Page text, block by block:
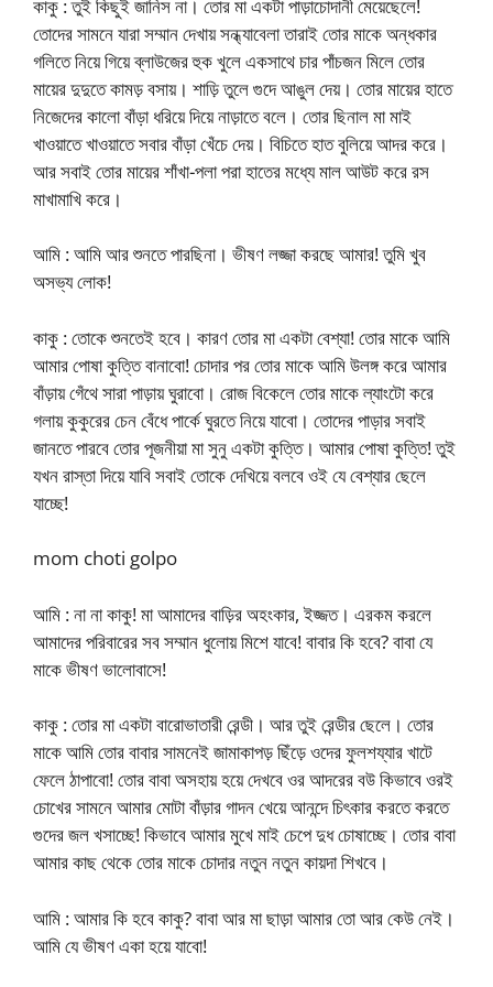
কাকু : তুই কিছুই জানিস না। তোর মা একটা পাড়াচোদানী মেয়েছেলে!
তোদের সামনে যারা সম্মান দেখায় সন্ধ্যাবেলা তারাই তোর মাকে অন্ধকার
গলিতে নিয়ে গিয়ে ব্লাউজের হুক খুলে একসাথে চার পাঁচজন মিলে তোর
মায়ের দুদুতে কামড় বসায়। শাড়ি তুলে গুদে আঙুল দেয়। তোর মায়ের হাতে
নিজেদের কালো বাঁড়া ধরিয়ে দিয়ে নাড়াতে বলে। তোর ছিনাল মা মাই
খাওয়াতে খাওয়াতে সবার বাঁড়া খেঁচে দেয়। বিচিতে হাত বুলিয়ে আদর করে।
আর সবাই তোর মায়ের শাঁখা-পলা পরা হাতের মধ্যে মাল আউট করে রস
মাখামাখি করে।
আমি : আমি আর শুনতে পারছিনা। ভীষণ লজ্জা করছে আমার! তুমি খুব
অসভ্য লোক!
কাকু : তোকে শুনতেই হবে। কারণ তোর মা একটা বেশ্যা! তোর মাকে আমি
আমার পোষা কুত্তি বানাবো! চোদার পর তোর মাকে আমি উলঙ্গ করে আমার
বাঁড়ায় গেঁথে সারা পাড়ায় ঘুরাবো। রোজ বিকেলে তোর মাকে ল্যাংটো করে
গলায় কুকুরের চেন বেঁধে পার্কে ঘুরতে নিয়ে যাবো। তোদের পাড়ার সবাই
জানতে পারবে তোর পূজনীয়া মা সুনু একটা কুত্তি। আমার পোষা কুত্তি! তুই
যখন রাস্তা দিয়ে যাবি সবাই তোকে দেখিয়ে বলবে ওই যে বেশ্যার ছেলে
যাচ্ছে!
mom choti golpo
আমি : না না কাকু! মা আমাদের বাড়ির অহংকার, ইজ্জত। এরকম করলে
আমাদের পরিবারের সব সম্মান ধুলোয় মিশে যাবে! বাবার কি হবে? বাবা যে
মাকে ভীষণ ভালোবাসে!
কাকু : তোর মা একটা বারোভাতারী রেন্ডী। আর তুই রেন্ডীর ছেলে। তোর
মাকে আমি তোর বাবার সামনেই জামাকাপড় ছিঁড়ে ওদের ফুলশয্যার খাটে
ফেলে ঠাপাবো! তোর বাবা অসহায় হয়ে দেখবে ওর আদরের বউ কিভাবে ওরই
চোখের সামনে আমার মোটা বাঁড়ার গাদন খেয়ে আনন্দে চিৎকার করতে করতে
গুদের জল খসাচ্ছে! কিভাবে আমার মুখে মাই চেপে দুধ চোষাচ্ছে। তোর বাবা
আমার কাছ থেকে তোর মাকে চোদার নতুন নতুন কায়দা শিখবে।
আমি : আমার কি হবে কাকু? বাবা আর মা ছাড়া আমার তো আর কেউ নেই।
আমি যে ভীষণ একা হয়ে যাবো!